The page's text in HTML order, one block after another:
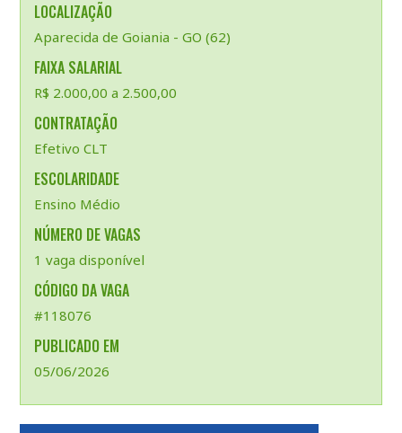
LOCALIZAÇÃO
Aparecida de Goiania - GO (62)
FAIXA SALARIAL
R$ 2.000,00 a 2.500,00
CONTRATAÇÃO
Efetivo CLT
ESCOLARIDADE
Ensino Médio
NÚMERO DE VAGAS
1 vaga disponível
CÓDIGO DA VAGA
#118076
PUBLICADO EM
05/06/2026